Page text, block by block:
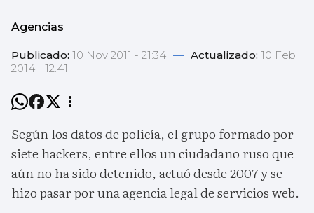
Agencias
Publicado: 10 Nov 2011 - 21:34 — Actualizado: 10 Feb
2014 - 12:41
Según los datos de policía, el grupo formado por
siete hackers, entre ellos un ciudadano ruso que
aún no ha sido detenido, actuó desde 2007 y se
hizo pasar por una agencia legal de servicios web.